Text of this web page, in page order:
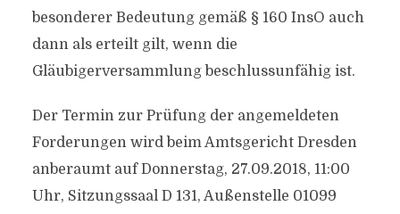
besonderer Bedeutung gemäß § 160 InsO auch
dann als erteilt gilt, wenn die
Gläubigerversammlung beschlussunfähig ist.
Der Termin zur Prüfung der angemeldeten
Forderungen wird beim Amtsgericht Dresden
anberaumt auf Donnerstag, 27.09.2018, 11:00
Uhr, Sitzungssaal D 131, Außenstelle 01099